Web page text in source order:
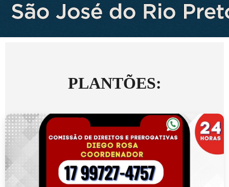
PLANTÕES: